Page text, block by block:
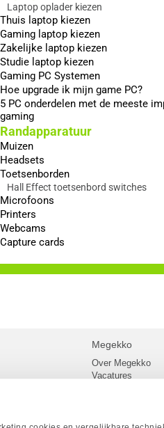
Laptop oplader kiezen
Thuis laptop kiezen
Gaming laptop kiezen
Zakelijke laptop kiezen
Studie laptop kiezen
Gaming PC Systemen
Hoe upgrade ik mijn game PC?
5 PC onderdelen met de meeste
gaming
Randapparatuur
Muizen
Headsets
Toetsenborden
Hall Effect toetsenbord switches
Microfoons
Printers
Webcams
Capture cards
Megekko
Over Megekko
Vacatures
Sitemap